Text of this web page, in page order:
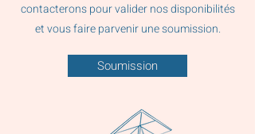
contacterons pour valider nos disponibilités
et vous faire parvenir une soumission.
Soumission